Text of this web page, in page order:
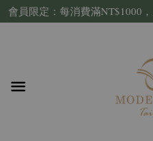
會員限定：每消費滿NT$1000